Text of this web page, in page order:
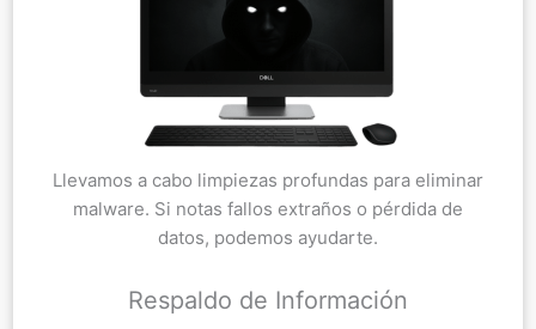
Llevamos a cabo limpiezas profundas para eliminar
malware. Si notas fallos extraños o pérdida de
datos, podemos ayudarte.
Respaldo de Información